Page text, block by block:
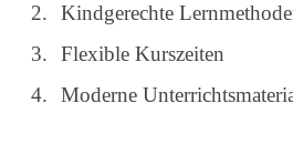
Kindgerechte
Flexible Kurszeiten
Moderne